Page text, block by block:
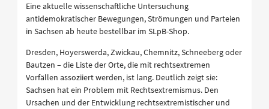
Eine aktuelle wissenschaftliche Untersuchung
antidemokratischer Bewegungen, Strömungen und Parteien
in Sachsen ab heute bestellbar im SLpB-Shop.
Dresden, Hoyerswerda, Zwickau, Chemnitz, Schneeberg oder
Bautzen – die Liste der Orte, die mit rechtsextremen
Vorfällen assoziiert werden, ist lang. Deutlich zeigt sie:
Sachsen hat ein Problem mit Rechtsextremismus. Den
Ursachen und der Entwicklung rechtsextremistischer und